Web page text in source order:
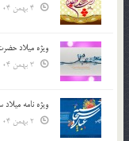
ویژه میلاد
ویژه نامه